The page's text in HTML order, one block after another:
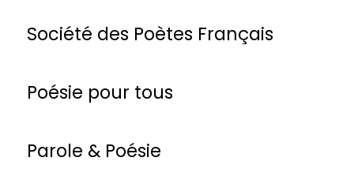
Société des Poètes Français
Poésie pour tous
Parole & Poésie